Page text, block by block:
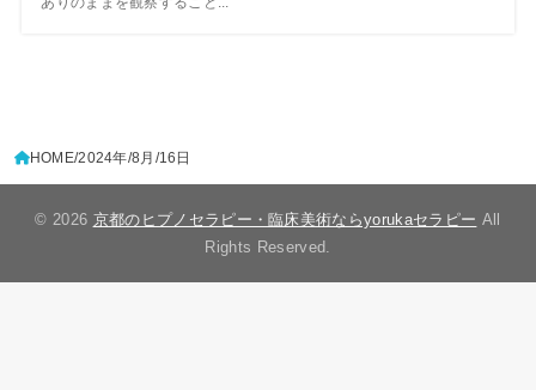
HOME 2024年 8月 16日
© 2026 京都のヒプノセラピー・臨床美術ならyorukaセラピー All
Rights Reserved.